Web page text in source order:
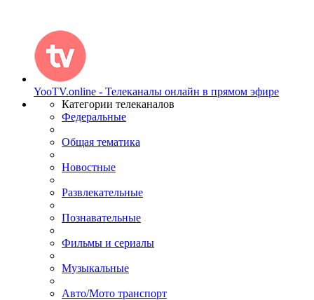
YooTV.online - Телеканалы онлайн в прямом эфире
Категории телеканалов
Федеральные
Общая тематика
Новостные
Развлекательные
Познавательные
Фильмы и сериалы
Музыкальные
Авто/Мото транспорт